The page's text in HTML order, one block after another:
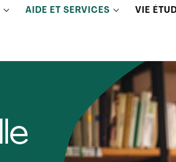
AIDE ET SERVICES VIE